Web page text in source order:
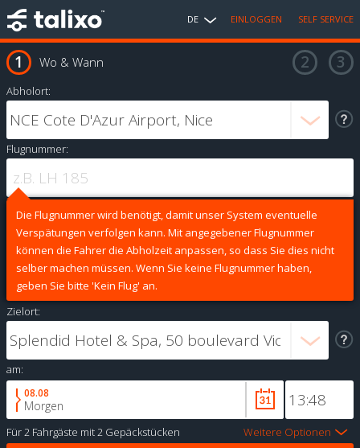
DE EINLOGGEN SELF SERVICE
Wo & Wann
Abholort:
Flugnummer:
Die Flugnummer wird benötigt, damit unser System eventuelle
Verspätungen verfolgen kann. Mit angegebener Flugnummer
können die Fahrer die Abholzeit anpassen, so dass Sie dies nicht
selber machen müssen. Wenn Sie keine Flugnummer haben,
geben Sie bitte 'Kein Flug' an.
Zielort:
am:
08.08
Morgen
Für2 Fahrgäste mit2 Gepäckstücken Weitere Optionen